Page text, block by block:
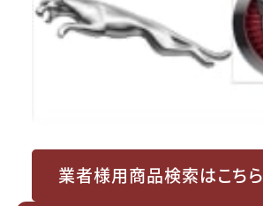
業者様用商品検索はこちら